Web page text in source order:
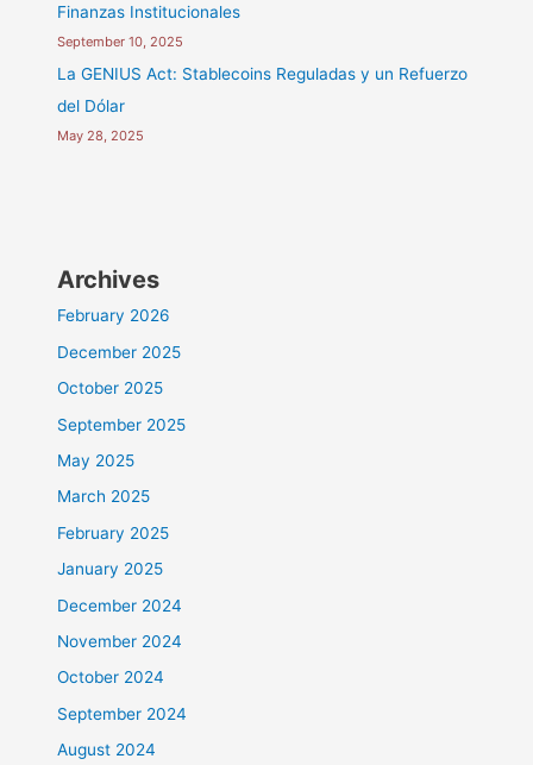
Finanzas Institucionales
September 10, 2025
La GENIUS Act: Stablecoins Reguladas y un Refuerzo
del Dólar
May 28, 2025
Archives
February 2026
December 2025
October 2025
September 2025
May 2025
March 2025
February 2025
January 2025
December 2024
November 2024
October 2024
September 2024
August 2024